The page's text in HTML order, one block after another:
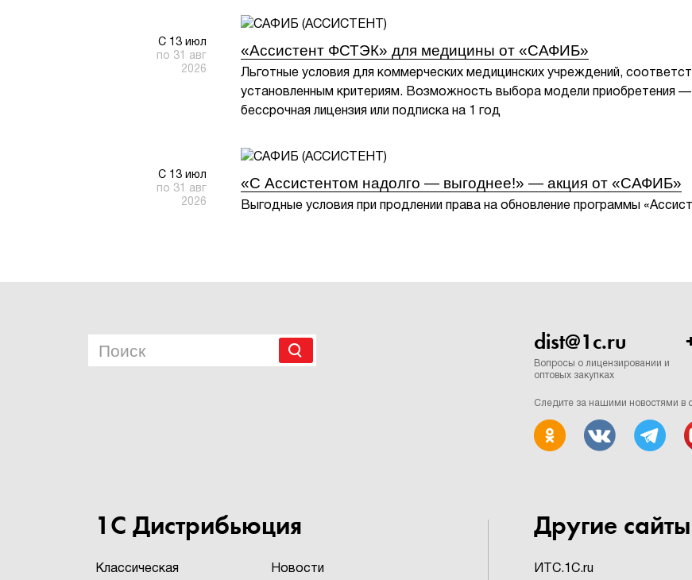
С 13 июл
по 31 авг
2026
«Ассистент ФСТЭК» для медицины от «САФИБ»
Льготные условия для коммерческих медицинских учреждений,
установленным критериям. Возможность выбора модели приобретения —
бессрочная лицензия или подписка на 1 год
С 13 июл
по 31 авг
2026
«С Ассистентом надолго — выгоднее!» — акция от «САФИБ»
Выгодные условия при продлении права на обновление программы
dist@1c.ru
Вопросы о лицензировании и
оптовых закупках
Следите за нашими новостями в
1С Дистрибьюция
Классическая Новости
Другие сайты
ИTC.1C.ru